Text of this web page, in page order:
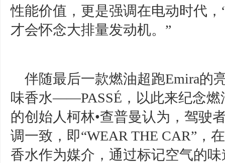
性能价值，更是强调在电动时代
才会怀念大排量发动机。”
伴随最后一款燃油超跑Emira的
味香水——PASSÉ，以此来纪念燃
的创始人柯林•查普曼认为，驾驶
调一致，即“WEAR THE CAR”，
香水作为媒介，通过标记空气的